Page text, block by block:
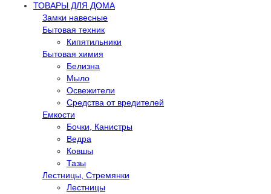
ТОВАРЫ ДЛЯ ДОМА
Замки навесные
Бытовая техник
Кипятильники
Бытовая химия
Белизна
Мыло
Освежители
Средства от вредителей
Емкости
Бочки, Канистры
Ведра
Ковшы
Тазы
Лестницы, Стремянки
Лестницы